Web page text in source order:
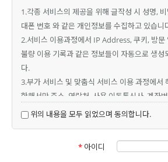
1.각종 서비스의 제공을 위해 글작성 시 성명,
대폰 번호 와 같은 개인정보를 수집하고 있습니
2.서비스 이용과정에서 IP Address, 쿠키, 방문
불량 이용 기록과 같은 정보들이 자동으로 생성
다.
3.부가 서비스 및 맞춤식 서비스 이용 과정에서
한해서만 주소, 연락처, 사용 이동통신사, 계좌
집될 수 있습니다.
위의 내용을 모두 읽었으며 동의합니다.
* 아이디